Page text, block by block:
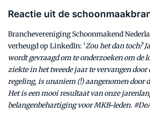
Reactie uit de
Branchevereniging Schoonmakend
verheugd op LinkedIn: 'Zou het dan toch?
wordt gevraagd om te onderzoeken om de
ziekte in het tweede jaar te vervangen door
regeling, is unaniem (!) aangenomen door
Het is een mooi resultaat van onze
belangenbehartiging voor MKB-leden.